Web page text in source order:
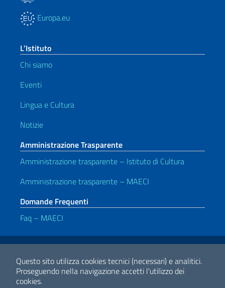
Questo sito utilizza cookies tecnici (necessari) e analitici.
Proseguendo nella navigazione accetti l'utilizzo dei
cookies.
Europa.eu
L’Istituto
Chi siamo
Eventi
Lingua e Cultura
Notizie
Amministrazione Trasparente
Amministrazione trasparente – Istituto di Cultura
Amministrazione trasparente – MAECI
Domande Frequenti
Faq – MAECI
Link Utili